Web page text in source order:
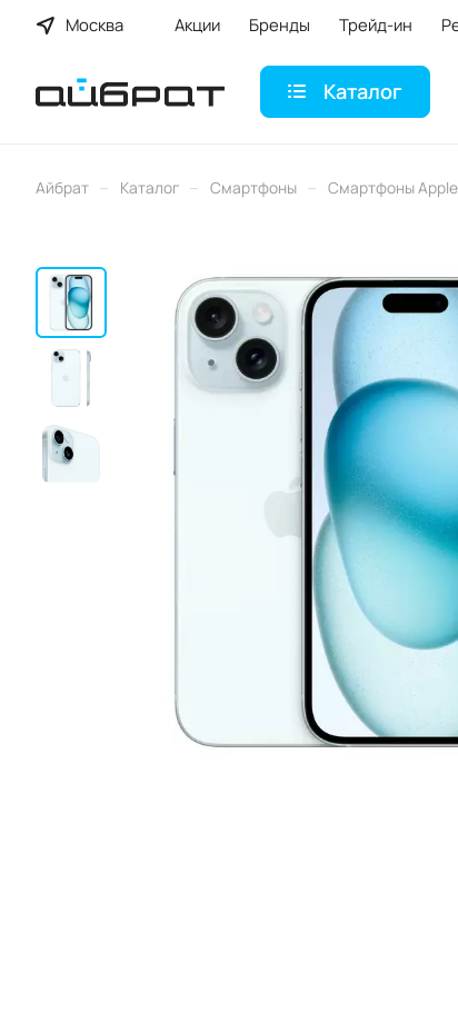
Москва Акции Бренды Трейд-ин
Каталог
Айбрат – Каталог – Смартфоны – Смартфоны